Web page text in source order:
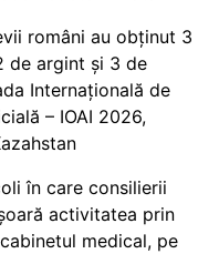
români au obținut 3
de argint și 3 de
Internațională de
– IOAI 2026,
în care consilierii
activitatea prin
medical, pe